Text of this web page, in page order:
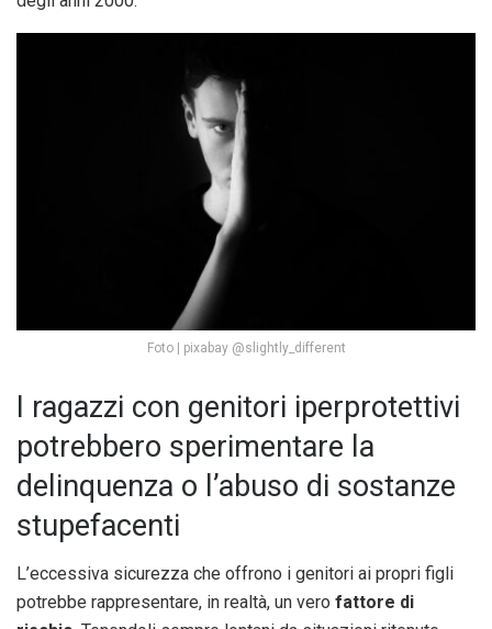
Foto | pixabay @slightly_different
I ragazzi con genitori iperprotettivi
potrebbero sperimentare la
delinquenza o l’abuso di sostanze
stupefacenti
L’eccessiva sicurezza che offrono i genitori ai propri figli
potrebbe rappresentare, in realtà, un vero fattore di